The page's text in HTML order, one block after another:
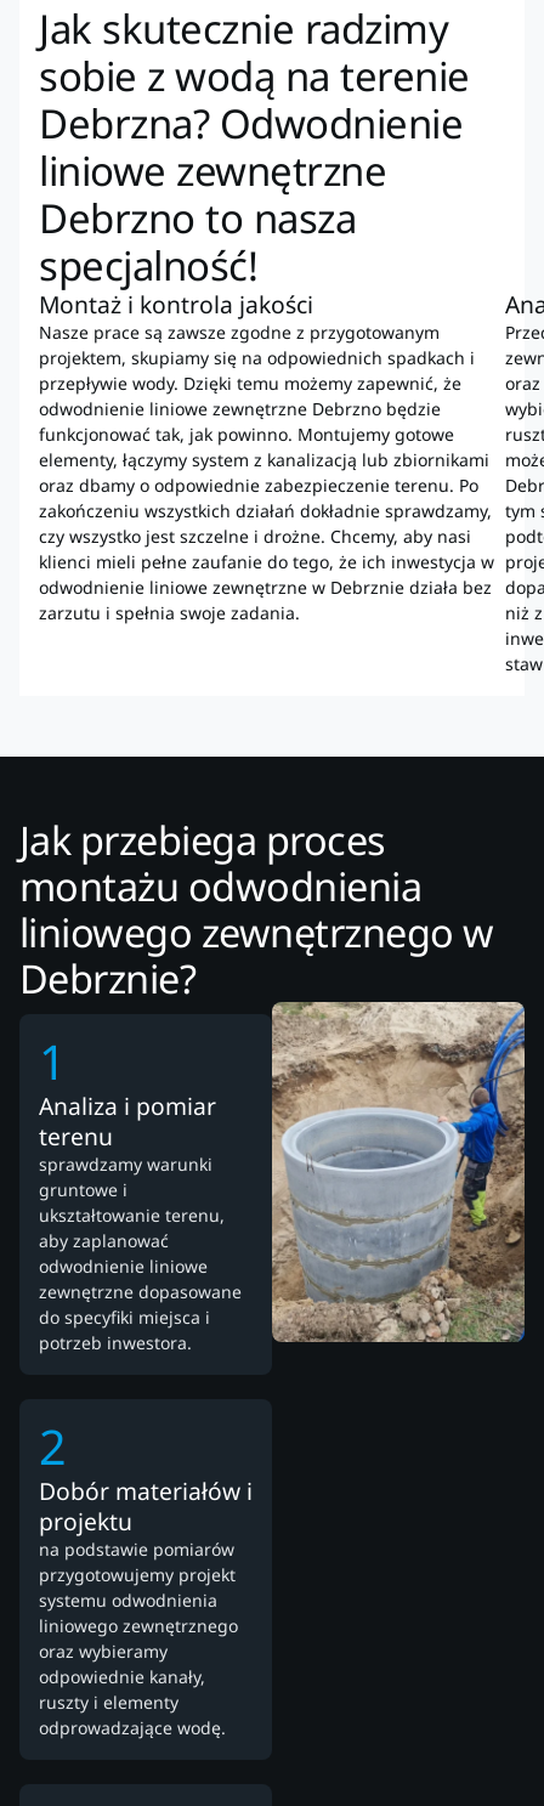
Jak skutecznie radzimy
sobie z wodą na terenie
Debrzna? Odwodnienie
liniowe zewnętrzne
Debrzno to nasza
specjalność!
Montaż i kontrola jakości
Nasze prace są zawsze zgodne z przygotowanym
projektem, skupiamy się na odpowiednich spadkach i
przepływie wody. Dzięki temu możemy zapewnić, że
odwodnienie liniowe zewnętrzne Debrzno będzie
funkcjonować tak, jak powinno. Montujemy gotowe
elementy, łączymy system z kanalizacją lub zbiornikami
oraz dbamy o odpowiednie zabezpieczenie terenu. Po
zakończeniu wszystkich działań dokładnie sprawdzamy,
czy wszystko jest szczelne i drożne. Chcemy, aby nasi
klienci mieli pełne zaufanie do tego, że ich inwestycja w
odwodnienie liniowe zewnętrzne w Debrznie działa bez
zarzutu i spełnia swoje zadania.
tym
niż
Jak przebiega proces
montażu odwodnienia
liniowego zewnętrznego w
Debrznie?
1
Analiza i pomiar
terenu
sprawdzamy warunki
gruntowe i
ukształtowanie terenu,
aby zaplanować
odwodnienie liniowe
zewnętrzne dopasowane
do specyfiki miejsca i
potrzeb inwestora.
2
Dobór materiałów i
projektu
na podstawie pomiarów
przygotowujemy projekt
systemu odwodnienia
liniowego zewnętrznego
oraz wybieramy
odpowiednie kanały,
ruszty i elementy
odprowadzające wodę.